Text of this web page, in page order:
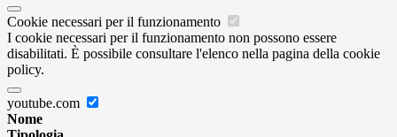
Cookie necessari per il funzionamento
I cookie necessari per il funzionamento non possono essere
disabilitati. È possibile consultare l'elenco nella pagina della cookie
policy.
youtube.com
Nome